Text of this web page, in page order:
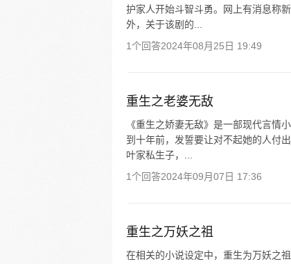
护家人开始斗智斗勇。网上有消息称
外，关于该剧的...
1个回答2024年08月25日 19:49
重生之老婆无敌
《重生之娇妻无敌》是一部现代言情
到十年前，发誓要让对不起她的人付
叶家私生子，...
1个回答2024年09月07日 17:36
重生之万妖之祖
在相关的小说设定中，重生为万妖之